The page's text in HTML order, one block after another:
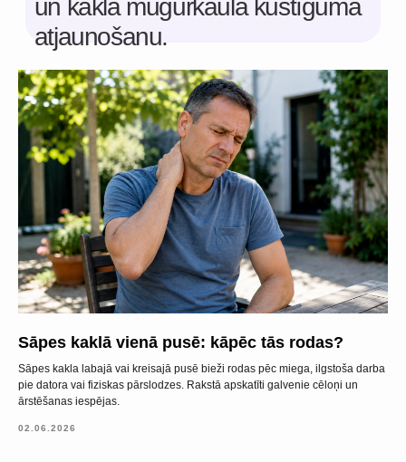
Sāpes kaklā vienā pusē: kāpēc tās rodas?
Sāpes kakla labajā vai kreisajā pusē bieži rodas pēc miega, ilgstoša darba
pie datora vai fiziskas pārslodzes. Rakstā apskatīti galvenie cēloņi un
ārstēšanas iespējas.
02.06.2026